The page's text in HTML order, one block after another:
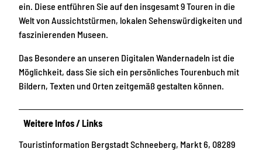
ein. Diese entführen Sie auf den insgesamt 9 Touren in die
Welt von Aussichtstürmen, lokalen Sehenswürdigkeiten und
faszinierenden Museen.
Das Besondere an unseren Digitalen Wandernadeln ist die
Möglichkeit, dass Sie sich ein persönliches Tourenbuch mit
Bildern, Texten und Orten zeitgemäß gestalten können.
Weitere Infos / Links
Touristinformation Bergstadt Schneeberg, Markt 6, 08289